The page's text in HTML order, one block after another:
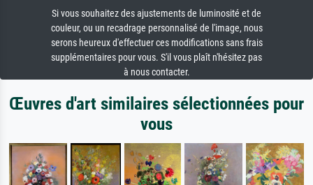
Si vous souhaitez des ajustements de luminosité et de
couleur, ou un recadrage personnalisé de l'image, nous
serons heureux d'effectuer ces modifications sans frais
supplémentaires pour vous. S'il vous plaît n'hésitez pas
à nous contacter.
Œuvres d'art similaires sélectionnées pour
vous